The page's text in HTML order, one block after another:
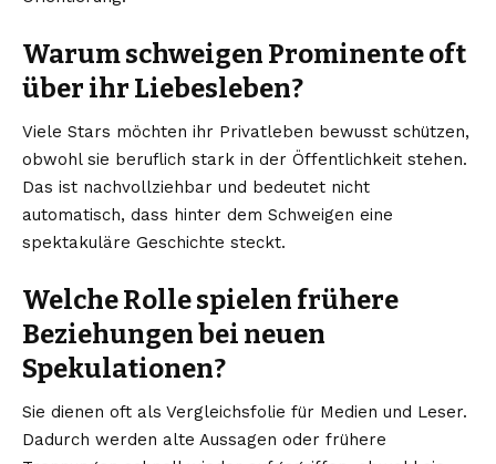
Warum schweigen Prominente oft
über ihr Liebesleben?
Viele Stars möchten ihr Privatleben bewusst schützen,
obwohl sie beruflich stark in der Öffentlichkeit stehen.
Das ist nachvollziehbar und bedeutet nicht
automatisch, dass hinter dem Schweigen eine
spektakuläre Geschichte steckt.
Welche Rolle spielen frühere
Beziehungen bei neuen
Spekulationen?
Sie dienen oft als Vergleichsfolie für Medien und Leser.
Dadurch werden alte Aussagen oder frühere